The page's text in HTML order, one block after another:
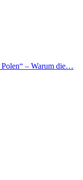
Polen“ – Warum die…